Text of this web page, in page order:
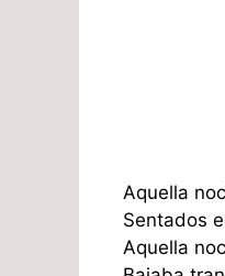
Aquella
Sentados
Aquella